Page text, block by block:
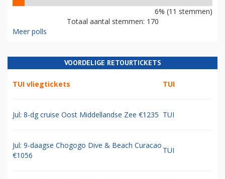
6% (11 stemmen)
Totaal aantal stemmen: 170
Meer polls
VOORDELIGE RETOURTICKETS
TUI vliegtickets TUI
Jul: 8-dg cruise Oost Middellandse Zee €1235 TUI
Jul: 9-daagse Chogogo Dive & Beach Curacao
€1056
TUI